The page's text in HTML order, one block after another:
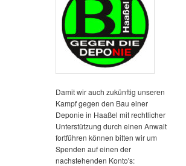
Damit wir auch zukünftig unseren
Kampf gegen den Bau einer
Deponie in Haaßel mit rechtlicher
Unterstützung durch einen Anwalt
fortführen können bitten wir um
Spenden auf einen der
nachstehenden Konto's: